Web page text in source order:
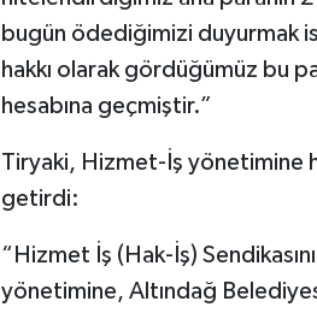
bugün ödediğimizi duyurmak
hakkı olarak gördüğümüz bu
hesabına geçmiştir.”
Tiryaki, Hizmet-İş yönetimine
getirdi:
“Hizmet İş (Hak-İş)
yönetimine, Altındağ Belediyesi